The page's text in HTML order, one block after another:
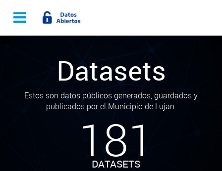
Datasets
Estos son datos públicos generados, guardados y
publicados por el Municipio de Lujan.
181
DATASETS